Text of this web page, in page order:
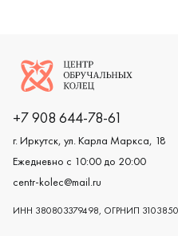
Логотип компании
+7 908 644-78-61
г. Иркутск, ул. Карла Маркса, 18
Ежедневно с 10:00 до 20:00
centr-kolec@mail.ru
ИНН 380803379498, ОГРНИП